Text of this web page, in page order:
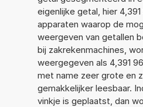
eigenlijke getal, hier
apparaten waarop de
weergeven van getallen
bij zakrekenmachines,
weergegeven als 4,391
met name zeer grote en
gemakkelijker leesbaar.
vinkje is geplaatst, dan